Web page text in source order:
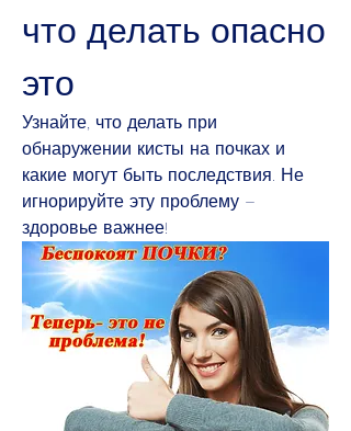
что делать опасно
это
Узнайте, что делать при
обнаружении кисты на почках и
какие могут быть последствия. Не
игнорируйте эту проблему –
здоровье важнее!